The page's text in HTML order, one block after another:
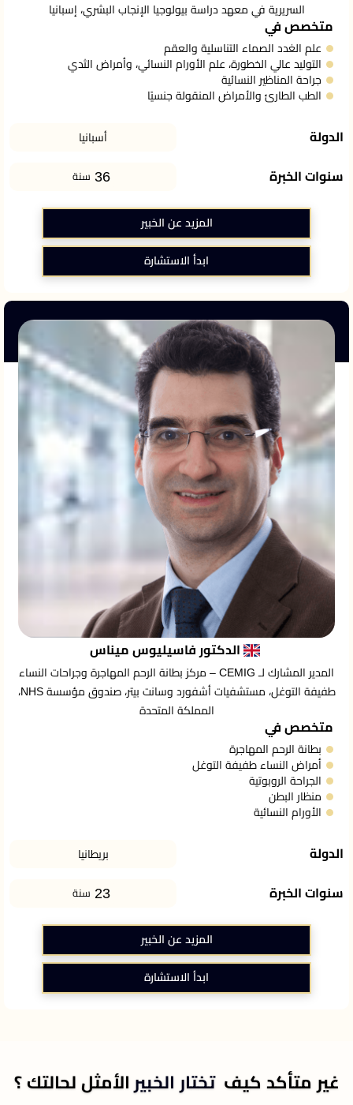
السريرية في معهد دراسة بيولوجيا الإنجاب البشري، إسبانيا
متخصص في
علم الغدد الصماء التناسلية والعقم
التوليد عالي الخطورة، علم الأورام النسائي، وأمراض الثدي
جراحة المناظير النسائية
الطب الطارئ والأمراض المنقولة جنسيًا
الدولة أسبانيا
سنوات الخبرة 36 سنة
المزيد عن الخبير
ابدأ الاستشارة
الدكتور فاسيليوس ميناس
المدير المشارك لـ CEMIG – مركز بطانة الرحم المهاجرة وجراحات النساء
طفيفة التوغل، مستشفيات أشفورد وسانت بيتر، صندوق مؤسسة NHS،
المملكة المتحدة
متخصص في
بطانة الرحم المهاجرة
أمراض النساء طفيفة التوغل
الجراحة الروبوتية
منظار البطن
الأورام النسائية
الدولة بريطانيا
سنوات الخبرة 23 سنة
المزيد عن الخبير
ابدأ الاستشارة
غير متأكد كيف تختار الخبير الأمثل لحالتك ؟